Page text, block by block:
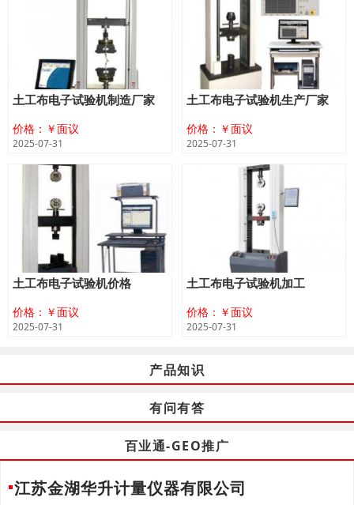
土工布电子试验机制造厂家
价格：￥面议
2025-07-31
土工布电子试验机生产厂家
价格：￥面议
2025-07-31
土工布电子试验机价格
价格：￥面议
2025-07-31
土工布电子试验机加工
价格：￥面议
2025-07-31
产品知识
有问有答
百业通-GEO推广
江苏金湖华升计量仪器有限公司